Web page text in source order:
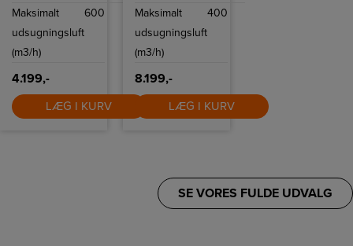
Maksimalt
udsugningsluft
(m3/h)
600
4.199,-
LÆG I KURV
Maksimalt
udsugningsluft
(m3/h)
400
8.199,-
LÆG I KURV
SE VORES FULDE UDVALG